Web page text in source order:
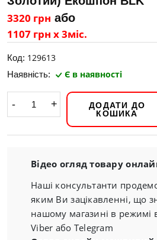
3320 грн або
1107 грн х 3міс.
Код: 129613
Наявність: Є в наявності
- +
ДОДАТИ ДО
КОШИКА
Відео огляд товару
Наші консультанти
яким Ви зацікавленні, що
нашому магазині в режимі
Viber або Telegram